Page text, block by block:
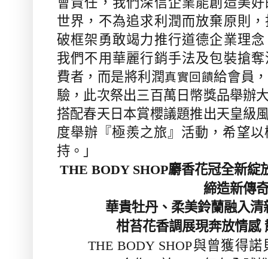
世界，不為追求利潤而放棄原則
破框架勇敢竭力推行道德企業理
我們不用華麗行銷手法及包裝搶
費者，而是將利潤真實回饋給會員
驗，此次祭出三百萬日幣獎品舉辦
搭配春天日本賞櫻議題推出天皇級
度舉辦『極羨之旅』活動，希望
持。」
THE BODY SHOP麝香花冠全新綻
締造新傳
華貴牡丹、柔美鈴蘭融入
柑苔花香調展現奔放情感
THE BODY SHOP與曾獲得